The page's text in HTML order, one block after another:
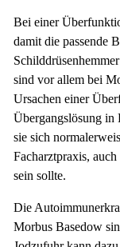
Bei einer
damit die passende
sind vor allem bei
Ursachen einer
Übergangslösung in
sie sich
Facharztpraxis,
sein sollte.
Die
Morbus Basedow